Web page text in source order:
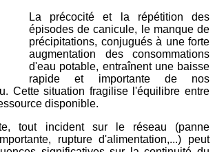
La précocité et la répétition des
épisodes de canicule, le manque de
précipitations, conjugués à une forte
augmentation des consommations
d'eau potable, entraînent une baisse
rapide et importante de nos
Cette situation fragilise l'équilibre entre
disponible.
tout incident sur le réseau (panne
rupture d'alimentation,...) peut